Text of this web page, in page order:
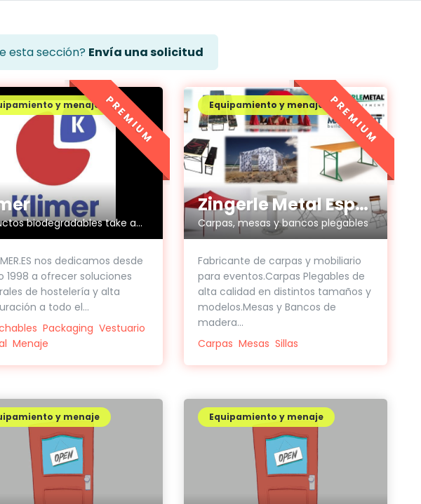
esta sección? Envía una solicitud
Productos biodegradables take away
y menaje
nos dedicamos desde
1998 a ofrecer soluciones
de hostelería y alta
a todo el...
Packaging Vestuario
Menaje
PREMIUM
Zingerle Metal España
Carpas, mesas y bancos plegables
Equipamiento y menaje
Fabricante de carpas y mobiliario
para eventos.Carpas Plegables de
alta calidad en distintos tamaños y
modelos.Mesas y Bancos de
madera...
Carpas Mesas Sillas
PREMIUM
y menaje Equipamiento y menaje